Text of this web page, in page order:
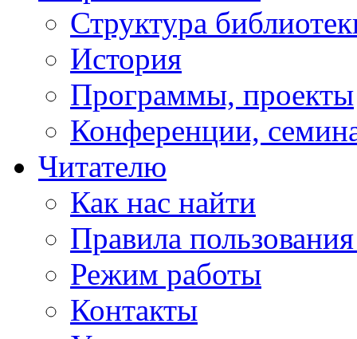
Структура
История
Программы, проекты
Конференции,
Читателю
Как нас найти
Правила
Режим работы
Контакты